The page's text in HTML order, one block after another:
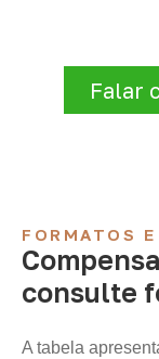
Falar
FORMATOS
consulte
A tabela